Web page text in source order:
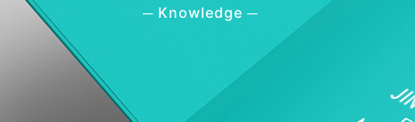
─ Knowledge ─